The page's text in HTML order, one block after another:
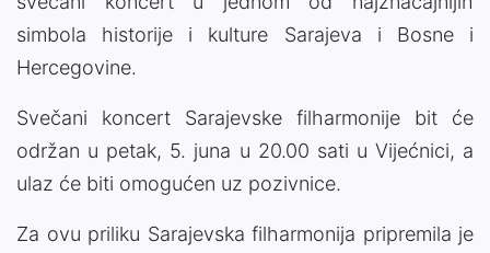
simbola historije i kulture Sarajeva i Bosne i
Hercegovine.
Svečani koncert Sarajevske filharmonije bit će
održan u petak, 5. juna u 20.00 sati u Vijećnici, a
ulaz će biti omogućen uz pozivnice.
Za ovu priliku Sarajevska filharmonija pripremila je